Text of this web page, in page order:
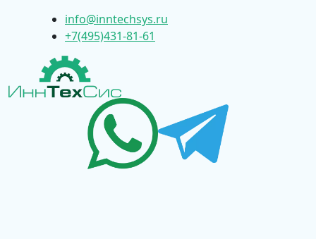
info@inntechsys.ru
+7(495)431-81-61